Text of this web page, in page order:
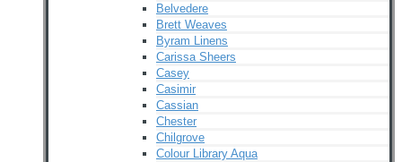
Belvedere
Brett Weaves
Byram Linens
Carissa Sheers
Casey
Casimir
Cassian
Chester
Chilgrove
Colour Library Aqua